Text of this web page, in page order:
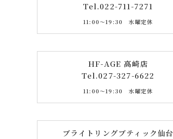
Tel.022-711-7271
11:00〜19:30 水曜定休
HF-AGE 高崎店
Tel.027-327-6622
11:00〜19:30 水曜定休
ブライトリングブティック仙台